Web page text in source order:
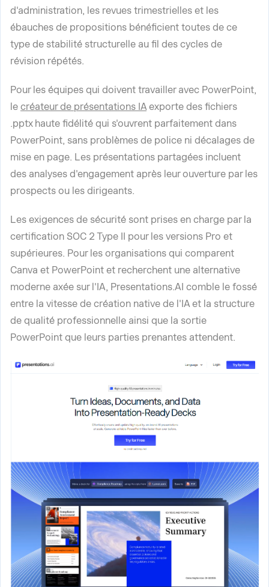
d'administration, les revues trimestrielles et les
ébauches de propositions bénéficient toutes de ce
type de stabilité structurelle au fil des cycles de
révision répétés.
Pour les équipes qui doivent travailler avec PowerPoint,
le créateur de présentations IAexporte des fichiers
.pptx haute fidélité qui s'ouvrent parfaitement dans
PowerPoint, sans problèmes de police ni décalages de
mise en page. Les présentations partagées incluent
des analyses d'engagement après leur ouverture par les
prospects ou les dirigeants.
Les exigences de sécurité sont prises en charge par la
certification SOC 2 Type II pour les versions Pro et
supérieures. Pour les organisations qui comparent
Canva et PowerPoint et recherchent une alternative
moderne axée sur l'IA, Presentations.AI comble le fossé
entre la vitesse de création native de l'IA et la structure
de qualité professionnelle ainsi que la sortie
PowerPoint que leurs parties prenantes attendent.